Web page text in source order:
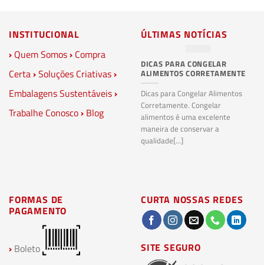
INSTITUCIONAL
› Quem Somos› Compra
Certa›Soluções Criativas›
Embalagens Sustentáveis›
Trabalhe Conosco› Blog
ÚLTIMAS NOTÍCIAS
DICAS PARA CONGELAR
ALIMENTOS CORRETAMENTE
Dicas para Congelar Alimentos
Corretamente. Congelar
alimentos é uma excelente
maneira de conservar a
qualidade[...]
FORMAS DE
PAGAMENTO
› Boleto
CURTA NOSSAS REDES
SITE SEGURO